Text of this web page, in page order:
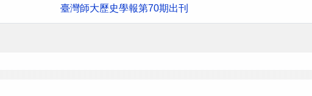
臺灣師大歷史學報第70期出刊